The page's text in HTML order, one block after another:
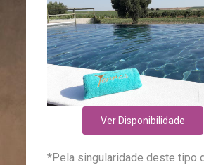
Ver Disponibilidade
*Pela singularidade deste tipo